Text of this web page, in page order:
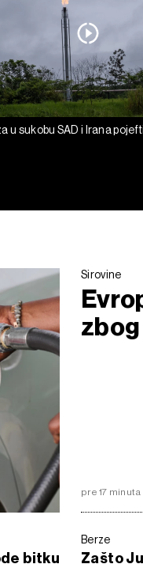
u sukobu SAD i Irana
Sirovine
pre 17 minuta
bitku
Berze
Zašto